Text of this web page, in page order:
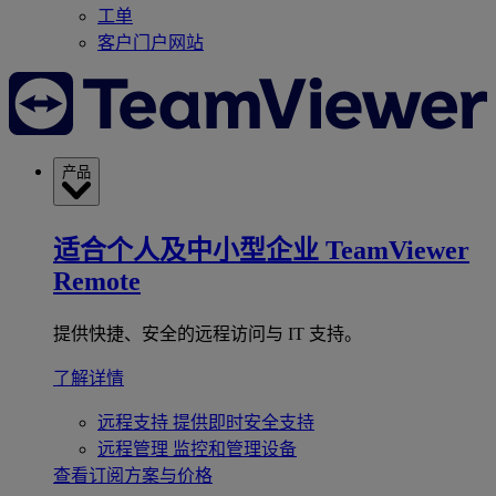
工单
客户门户网站
产品
适合个人及中小型企业 TeamViewer
Remote
提供快捷、安全的远程访问与 IT 支持。
了解详情
远程支持 提供即时安全支持
远程管理 监控和管理设备
查看订阅方案与价格